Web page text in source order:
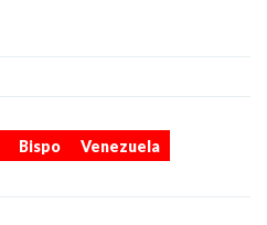
Bispo Venezuela